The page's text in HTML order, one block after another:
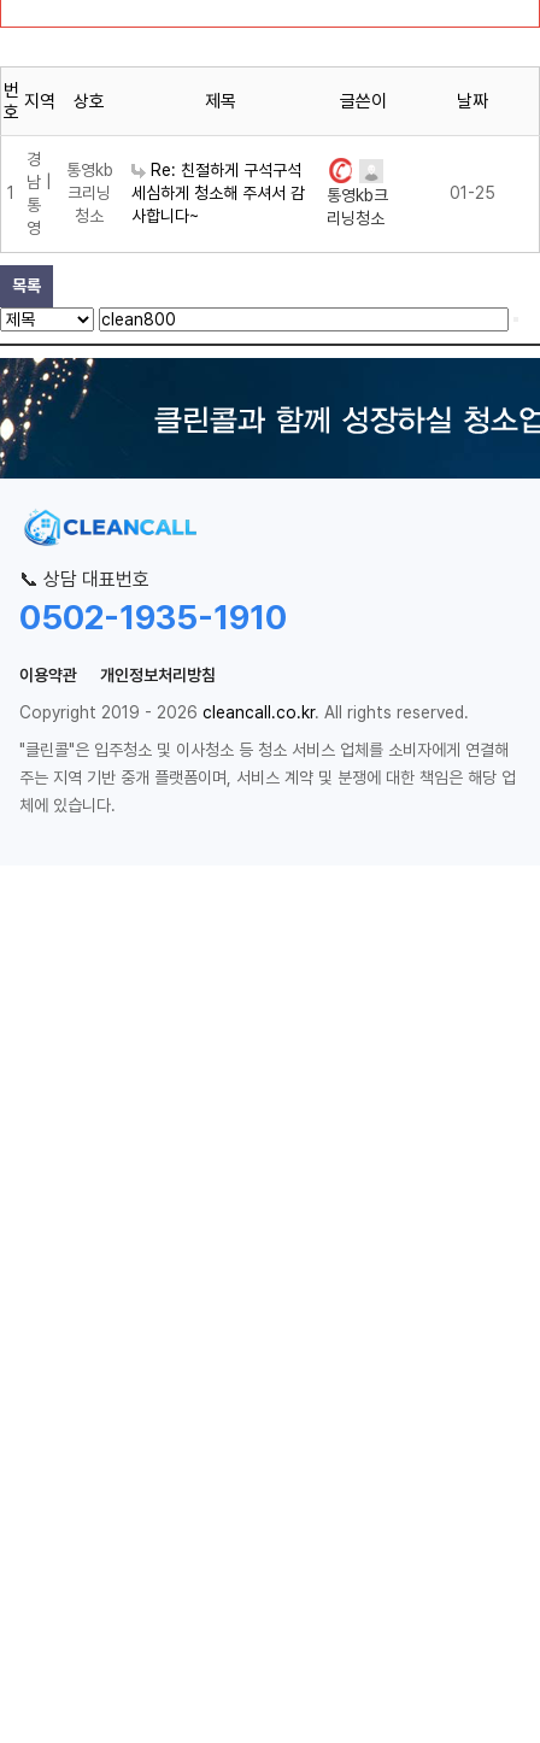
번
호 지역 상호 제목 글쓴이 날짜
1
경
남 |
통
영
통영kb
크리닝
청소
Re: 친절하게 구석구석
세심하게 청소해 주셔서 감
사합니다~
통영kb크
리닝청소
01-25
목록
📞 상담 대표번호
0502-1935-1910
이용약관
개인정보처리방침
Copyright 2019 - 2026 cleancall.co.kr. All rights reserved.
"클린콜"은 입주청소 및 이사청소 등 청소 서비스 업체를 소비자에게 연결해
주는 지역 기반 중개 플랫폼이며, 서비스 계약 및 분쟁에 대한 책임은 해당 업
체에 있습니다.